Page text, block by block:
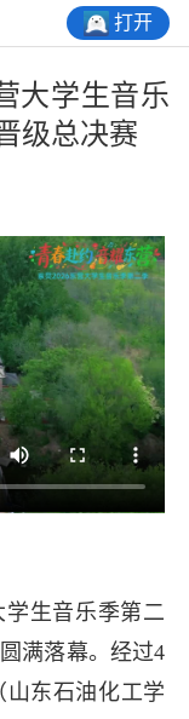
打开
大学生音乐
级总决赛
生音乐季第二
满落幕。经过4
东石油化工学